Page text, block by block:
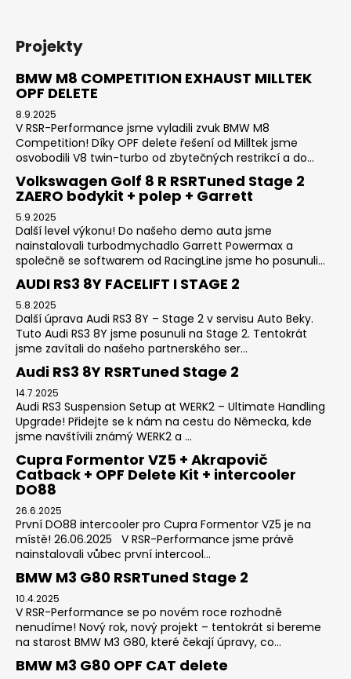
Projekty
BMW M8 COMPETITION EXHAUST MILLTEK
OPF DELETE
8.9.2025
V RSR-Performance jsme vyladili zvuk BMW M8
Competition! Díky OPF delete řešení od Milltek jsme
osvobodili V8 twin-turbo od zbytečných restrikcí a do...
Volkswagen Golf 8 R RSRTuned Stage 2
ZAERO bodykit + polep + Garrett
5.9.2025
Další level výkonu! Do našeho demo auta jsme
nainstalovali turbodmychadlo Garrett Powermax a
společně se softwarem od RacingLine jsme ho posunuli...
AUDI RS3 8Y FACELIFT I STAGE 2
5.8.2025
Další úprava Audi RS3 8Y – Stage 2 v servisu Auto Beky.
Tuto Audi RS3 8Y jsme posunuli na Stage 2. Tentokrát
jsme zavítali do našeho partnerského ser...
Audi RS3 8Y RSRTuned Stage 2
14.7.2025
Audi RS3 Suspension Setup at WERK2 – Ultimate Handling
Upgrade! Přidejte se k nám na cestu do Německa, kde
jsme navštívili známý WERK2 a ...
Cupra Formentor VZ5 + Akrapovič
Catback + OPF Delete Kit + intercooler
DO88
26.6.2025
První DO88 intercooler pro Cupra Formentor VZ5 je na
místě! 26.06.2025 V RSR-Performance jsme právě
nainstalovali vůbec první intercool...
BMW M3 G80 RSRTuned Stage 2
10.4.2025
V RSR-Performance se po novém roce rozhodně
nenudíme! Nový rok, nový projekt – tentokrát si bereme
na starost BMW M3 G80, které čekají úpravy, co...
BMW M3 G80 OPF CAT delete